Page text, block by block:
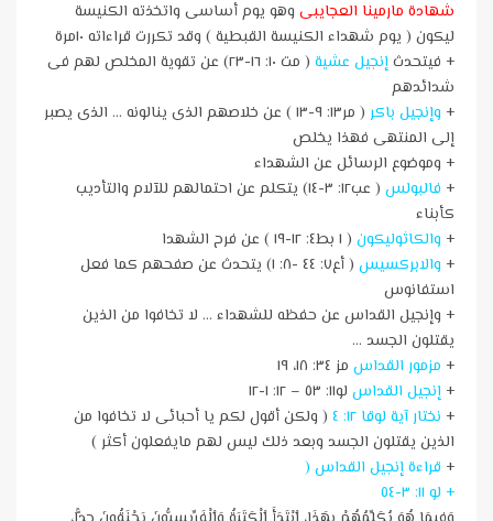
شهادة مارمينا العجايبى وهو يوم أساسى واتخذته الكنيسة
ليكون ( يوم شهداء الكنيسة القبطية ) وقد تكررت قراءاته ١٠مرة
+ فيتحدثإنجيل عشية
( مت ١٠: ١٦-٢٣) عن تقوية المخلص لهم فى
شدائدهم
+ وإنجيل باكر
( مر١٣: ٩-١٣ ) عن خلاصهم الذى ينالونه … الذى يصبر
إلى المنتهى فهذا يخلص
+ وموضوع الرسائل عن الشهداء
+ فالبولس
( عب١٢: ٣-١٤) يتكلم عن احتمالهم للآلام والتأديب
كأبناء
+ والكاثوليكون ( ١ بط٤: ١٢-١٩ ) عن فرح الشهدا
+ والابركسيس
( أع٧: ٤٤ -٨: ١) يتحدث عن صفحهم كما فعل
استفانوس
+ وإنجيل القداس عن حفظه للشهداء … لا تخافوا من الذين
يقتلون الجسد …
+ مزمور القداس مز ٣٤: ١٨، ١٩
+ إنجيل القداس لو١١: ٥٣ – ١٢: ١-١٢
+ نختار آية لوقا ١٢: ٤
( ولكن أقول لكم يا أحبائى لا تخافوا من
الذين يقتلون الجسد وبعد ذلك ليس لهم مايفعلون أكثر )
+ قراءة إنجيل القداس (
+ لو ١١: ٣-٥٤